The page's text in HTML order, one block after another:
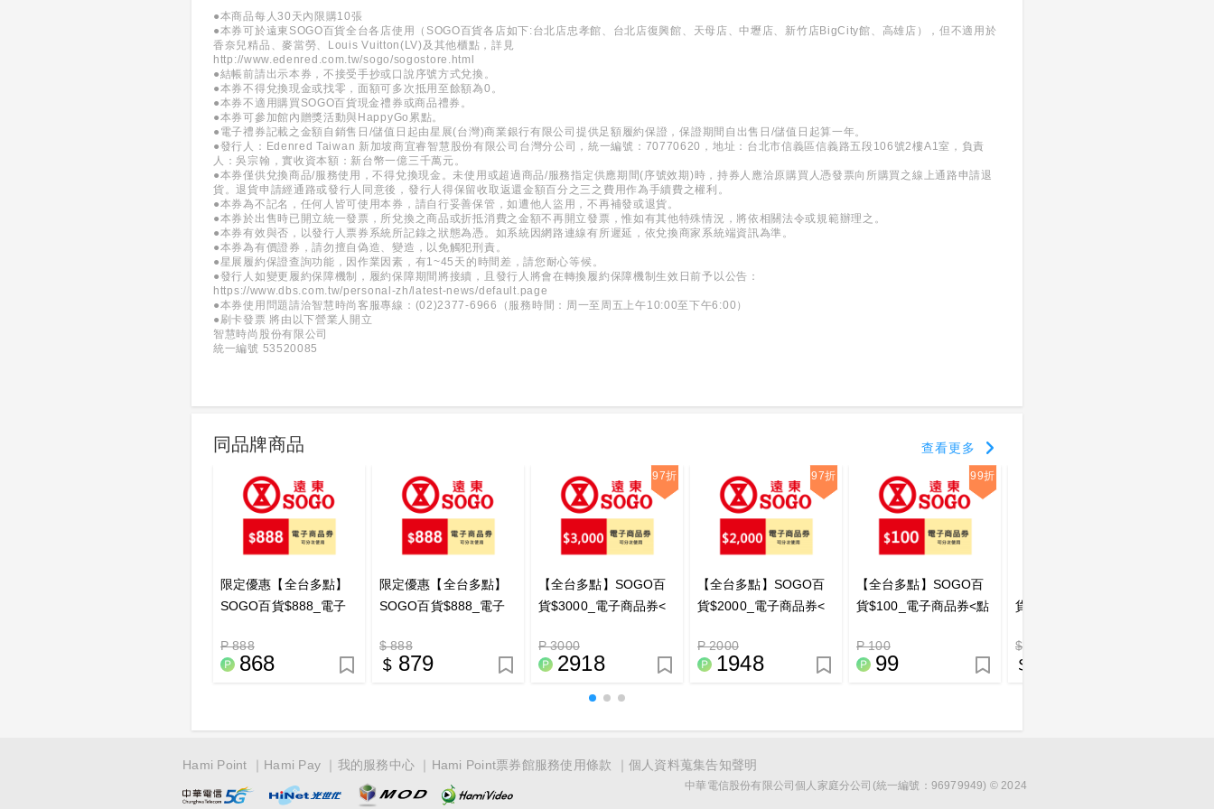
●本商品每人30天內限購10張
●本券可於遠東SOGO百貨全台各店使用（SOGO百貨各店如下:台北店忠孝館、台北店復興館、天母店、中壢店、新竹店BigCity館、高雄店），但不適用於
香奈兒精品、麥當勞、Louis Vuitton(LV)及其他櫃點，詳見
http://www.edenred.com.tw/sogo/sogostore.html
●結帳前請出示本券，不接受手抄或口說序號方式兌換。
●本券不得兌換現金或找零，面額可多次抵用至餘額為0。
●本券不適用購買SOGO百貨現金禮券或商品禮券。
●本券可參加館內贈獎活動與HappyGo累點。
●電子禮券記載之金額自銷售日/儲值日起由星展(台灣)商業銀行有限公司提供足額履約保證，保證期間自出售日/儲值日起算一年。
●發行人：Edenred Taiwan 新加坡商宜睿智慧股份有限公司台灣分公司，統一編號：70770620，地址：台北市信義區信義路五段106號2樓A1室，負責
人：吳宗翰，實收資本額：新台幣一億三千萬元。
●本券僅供兌換商品/服務使用，不得兌換現金。未使用或超過商品/服務指定供應期間(序號效期)時，持券人應洽原購買人憑發票向所購買之線上通路申請退
貨。退貨申請經通路或發行人同意後，發行人得保留收取返還金額百分之三之費用作為手續費之權利。
●本券為不記名，任何人皆可使用本券，請自行妥善保管，如遭他人盜用，不再補發或退貨。
●本券於出售時已開立統一發票，所兌換之商品或折抵消費之金額不再開立發票，惟如有其他特殊情況，將依相關法令或規範辦理之。
●本券有效與否，以發行人票券系統所記錄之狀態為憑。如系統因網路連線有所遲延，依兌換商家系統端資訊為準。
●本券為有價證券，請勿擅自偽造、變造，以免觸犯刑責。
●星展履約保證查詢功能，因作業因素，有1~45天的時間差，請您耐心等候。
●發行人如變更履約保障機制，履約保障期間將接續，且發行人將會在轉換履約保障機制生效日前予以公告：
https://www.dbs.com.tw/personal-zh/latest-news/default.page
●本券使用問題請洽智慧時尚客服專線：(02)2377-6966（服務時間：周一至周五上午10:00至下午6:00）
●刷卡發票 將由以下營業人開立
智慧時尚股份有限公司
統一編號 53520085
同品牌商品 查看更多
限定優惠【全台多點】
SOGO百貨$888_電子
憑證
P 888
868
限定優惠【全台多點】
SOGO百貨$888_電子
$ 888
879
97折
【全台多點】SOGO百
貨$3000_電子商品券<
P 3000
2918
97折
【全台多點】SOGO百
貨$2000_電子商品券<
P 2000
1948
99折
【全台多點】SOGO百
貨$100_電子商品券<點
P 100
99
貨$200_電子商品券_電
$ 200
Hami Point Hami Pay 我的服務中心 Hami Point票券館服務使用條款 個人資料蒐集告知聲明
中華電信股份有限公司個人家庭分公司(統一編號：96979949) © 2024